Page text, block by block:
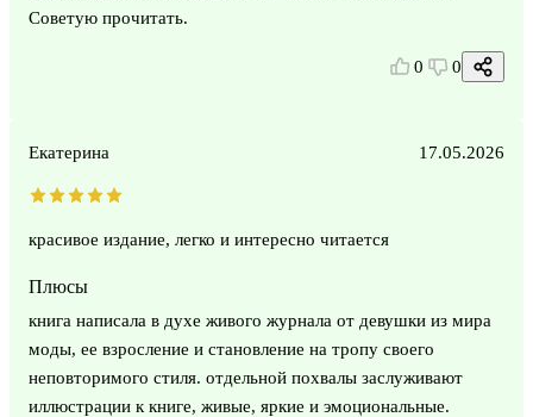
Советую прочитать.
0 0
Екатерина 17.05.2026
красивое издание, легко и интересно читается
Плюсы
книга написала в духе живого журнала от девушки из мира
моды, ее взросление и становление на тропу своего
неповторимого стиля. отдельной похвалы заслуживают
иллюстрации к книге, живые, яркие и эмоциональные.